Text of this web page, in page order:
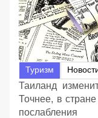
Туризм
Таиланд
Точнее, в